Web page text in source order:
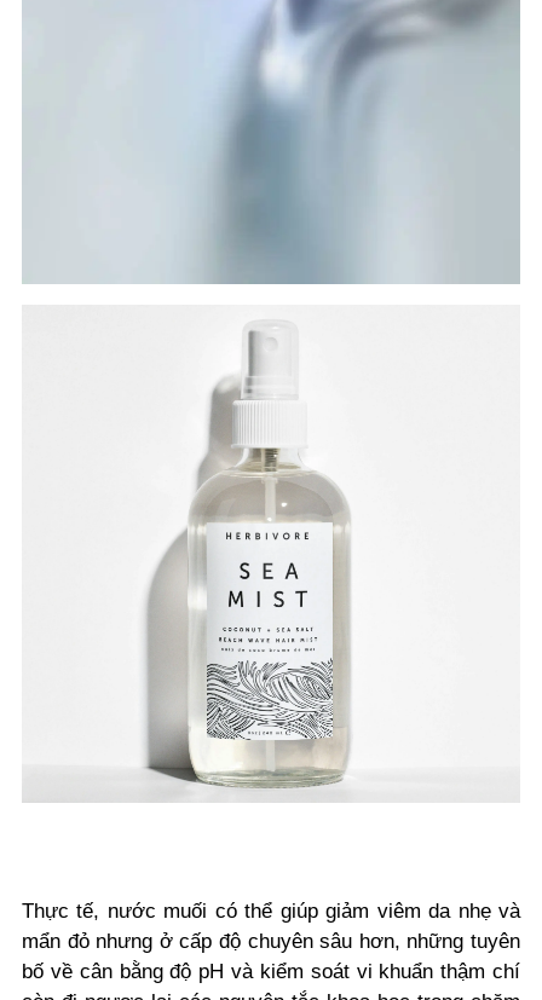
Thực tế, nước muối có thể giúp giảm viêm da nhẹ và
mẩn đỏ nhưng ở cấp độ chuyên sâu hơn, những tuyên
bố về cân bằng độ pH và kiểm soát vi khuẩn thậm chí